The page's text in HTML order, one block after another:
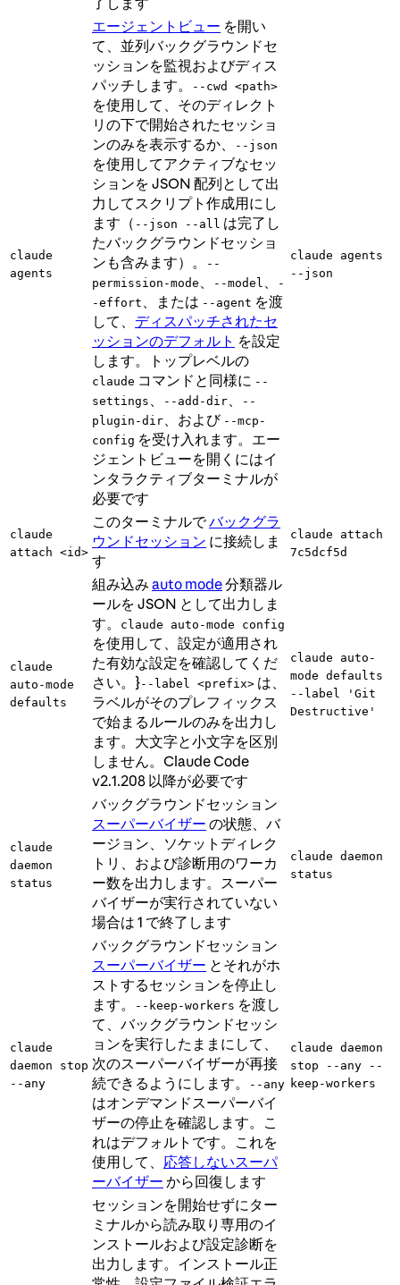
claude
agents
エージェントビュー を開い
て、並列バックグラウンドセ
ッションを監視およびディス
パッチします。
--cwd <path>
を使用して、そのディレクト
リの下で開始されたセッショ
ンのみを表示するか、
--json
を使用してアクティブなセッ
ションを JSON 配列として出
力してスクリプト作成用にし
ます（ --json --all は完了し
たバックグラウンドセッショ
ンも含みます）。
--
permission-mode 、 --model 、
-
-effort 、または --agent を渡
して、 ディスパッチされたセ
ッションのデフォルト を設定
します。トップレベルの
claude コマンドと同様に --
settings 、 --add-dir、
--
plugin-dir、および --mcp-
config を受け入れます。エー
ジェントビューを開くにはイ
ンタラクティブターミナルが
必要です
claude agents
--json
claude
attach <id>
このターミナルでバックグラ
ウンドセッション に接続しま
す
claude attach
7c5dcf5d
claude
auto-mode
defaults
組み込み auto mode分類器ル
ールを JSON として出力しま
す。
claude auto-mode config
を使用して、設定が適用され
た有効な設定を確認してくだ
さい。}--label <prefix> は、
ラベルがそのプレフィックス
で始まるルールのみを出力し
ます。大文字と小文字を区別
しません。Claude Code
v2.1.208 以降が必要です
claude auto-
mode defaults
--label 'Git
Destructive'
claude
daemon
status
バックグラウンドセッション
スーパーバイザー の状態、バ
ージョン、ソケットディレク
トリ、および診断用のワーカ
ー数を出力します。スーパー
バイザーが実行されていない
場合は 1 で終了します
claude daemon
status
claude
daemon stop
--any
バックグラウンドセッション
スーパーバイザー とそれがホ
ストするセッションを停止し
ます。
--keep-workers を渡し
て、バックグラウンドセッシ
ョンを実行したままにして、
次のスーパーバイザーが再接
続できるようにします。
--any
はオンデマンドスーパーバイ
ザーの停止を確認します。こ
れはデフォルトです。これを
使用して、 応答しないスーパ
ーバイザー から回復します
claude daemon
stop --any --
keep-workers
セッションを開始せずにター
ミナルから読み取り専用のイ
ンストールおよび設定診断を
出力します。インストール正